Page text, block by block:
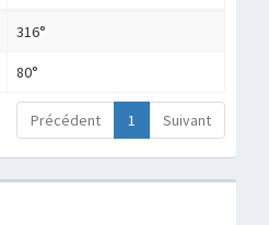
316°
80°
Précédent 1 Suivant